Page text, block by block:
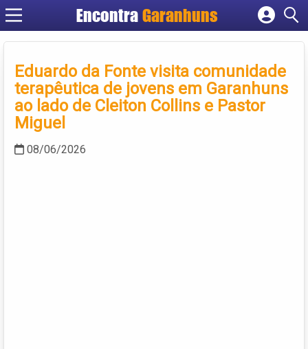
EncontraGaranhuns
Cadastrar empresa
Criar conta
Eduardo da Fonte visita comunidade
terapêutica de jovens em Garanhuns
ao lado de Cleiton Collins e Pastor
Miguel
08/06/2026